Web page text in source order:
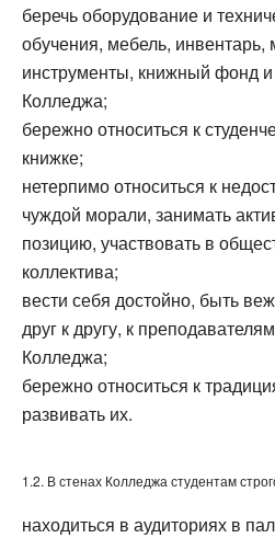
беречь оборудование и
обучения, мебель,
инструменты, книжный фонд
Колледжа;
бережно относиться к
книжке;
нетерпимо относиться к
чуждой морали, занимать
позицию, участвовать в
коллектива;
вести себя достойно, быть
друг к другу, к
Колледжа;
бережно относиться к
развивать их.
1.2. В стенах Колледжа студентам
находиться в аудиториях в